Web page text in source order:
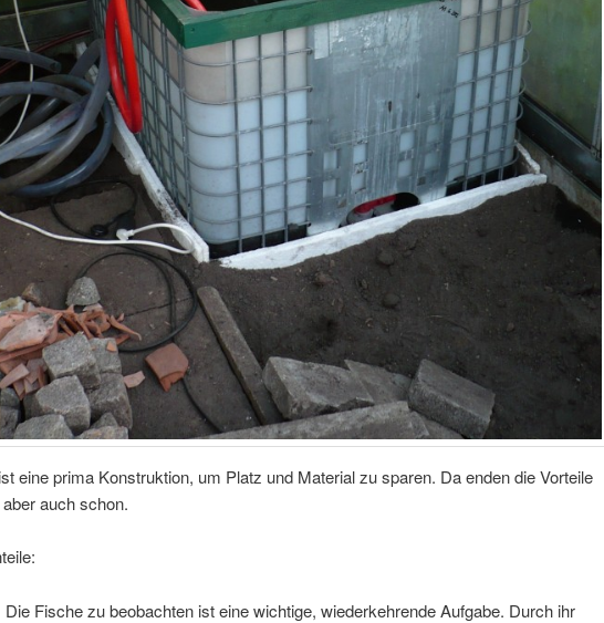
eine prima Konstruktion, um Platz und Material zu sparen. Da enden die Vorteile
auch schon.
Die Fische zu beobachten ist eine wichtige, wiederkehrende Aufgabe. Durch ihr